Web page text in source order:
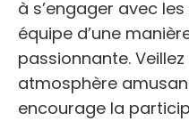
à s’engager avec
équipe d’une
passionnante.
atmosphère
encourage la